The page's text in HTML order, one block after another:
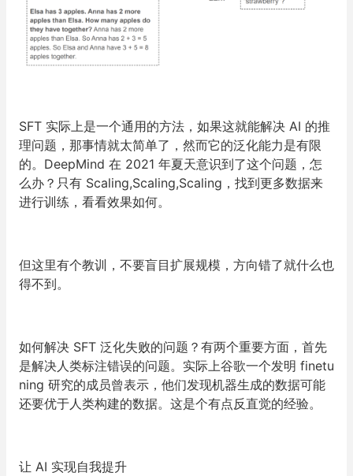
SFT 实际上是一个通用的方法，如果这就能解决 AI 的推
理问题，那事情就太简单了，然而它的泛化能力是有限
的。DeepMind 在 2021 年夏天意识到了这个问题，怎
么办？只有 Scaling,Scaling,Scaling，找到更多数据来
进行训练，看看效果如何。
但这里有个教训， 不要盲目扩展规模，方向错了就什么也
得不到。
如何解决 SFT 泛化失败的问题？有两个重要方面，首先
是解决人类标注错误的问题。实际上谷歌一个发明 finetu
ning 研究的成员曾表示，他们发现机器生成的数据可能
还要优于人类构建的数据。这是个有点反直觉的经验。
让 AI 实现自我提升